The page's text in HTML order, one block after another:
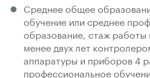
Среднее общее
обучение или среднее
образование, стаж
менее двух лет
аппаратуры и приборов 4
профессиональное